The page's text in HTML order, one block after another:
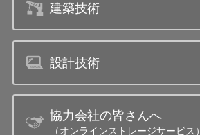
建築技術
設計技術
協力会社の皆さんへ
（オンラインストレージサービス）